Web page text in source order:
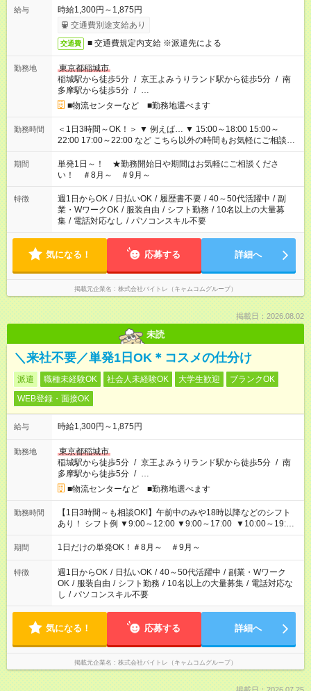
給与
時給1,300円～1,875円
交通費別途支給あり
交通費 ■ 交通費規定内支給 ※派遣先による
勤務地
東京都稲城市
稲城駅から徒歩5分 / 京王よみうりランド駅から徒歩5分 / 南
多摩駅から徒歩5分 / …
■物流センターなど ■勤務地選べます
勤務時間
＜1日3時間～OK！＞ ▼ 例えば… ▼ 15:00～18:00 15:00～
22:00 17:00～22:00 など こちら以外の時間もお気軽にご相談く
ださい！
期間
単発1日～！ ★勤務開始日や期間はお気軽にご相談くださ
い！ ＃8月～ ＃9月～
特徴 週1日からOK / 日払いOK / 履歴書不要 / 40～50代活躍中 / 副
業・WワークOK / 服装自由 / シフト勤務 / 10名以上の大量募
集 / 電話対応なし / パソコンスキル不要
気になる！ 応募する 詳細へ
掲載元企業名 株式会社バイトレ（キャムコムグループ）
掲載日：2026.08.02
未読
＼来社不要／単発1日OK＊コスメの仕分け
派遣 職種未経験OK 社会人未経験OK 大学生歓迎
ブランクOK
WEB登録・面接OK
給与 時給1,300円～1,875円
勤務地
東京都稲城市
稲城駅から徒歩5分 / 京王よみうりランド駅から徒歩5分 / 南
多摩駅から徒歩5分 / …
■物流センターなど ■勤務地選べます
勤務時間
【1日3時間～も相談OK!】午前中のみや18時以降などのシフト
あり！ シフト例 ▼9:00～12:00 ▼9:00～17:00 ▼10:00～19:00
▼18:00～21:00
期間 1日だけの単発OK！＃8月～ ＃9月～
特徴 週1日からOK / 日払いOK / 40～50代活躍中 / 副業・Wワーク
OK / 服装自由 / シフト勤務 / 10名以上の大量募集 / 電話対応な
し / パソコンスキル不要
気になる！ 応募する 詳細へ
掲載元企業名 株式会社バイトレ（キャムコムグループ）